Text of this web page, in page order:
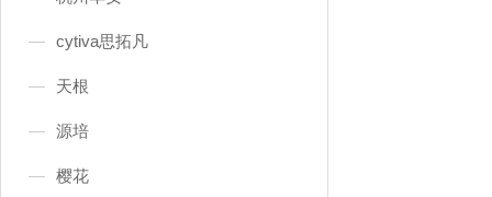
cytiva思拓凡
天根
源培
樱花